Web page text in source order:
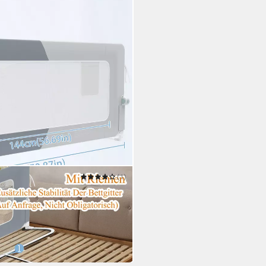
Bettgitter
(1)